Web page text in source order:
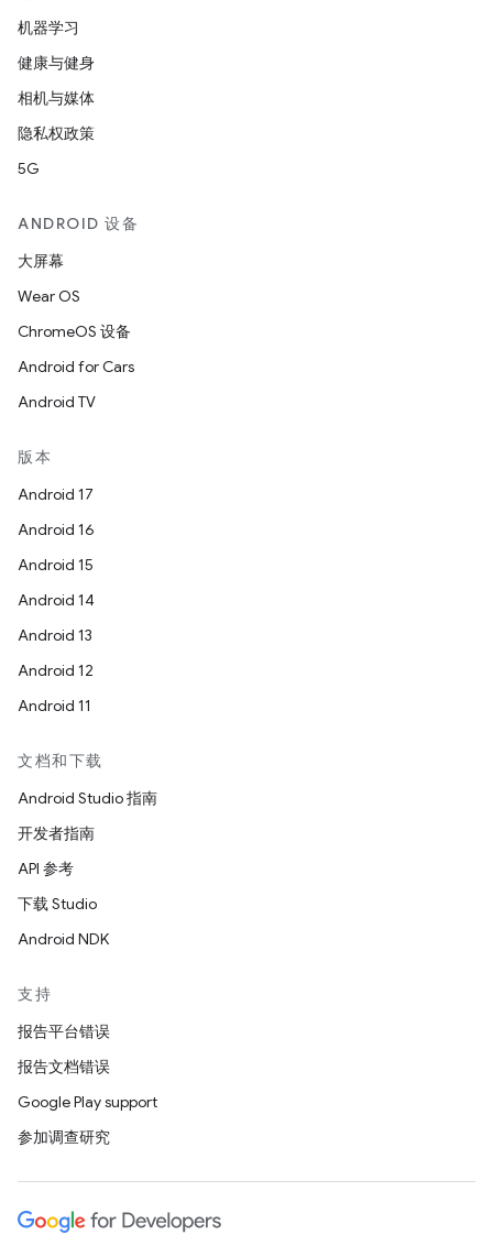
机器学习
健康与健身
相机与媒体
隐私权政策
5G
ANDROID 设备
大屏幕
Wear OS
ChromeOS 设备
Android for Cars
Android TV
版本
Android 17
Android 16
Android 15
Android 14
Android 13
Android 12
Android 11
文档和下载
Android Studio 指南
开发者指南
API 参考
下载 Studio
Android NDK
支持
报告平台错误
报告文档错误
Google Play support
参加调查研究